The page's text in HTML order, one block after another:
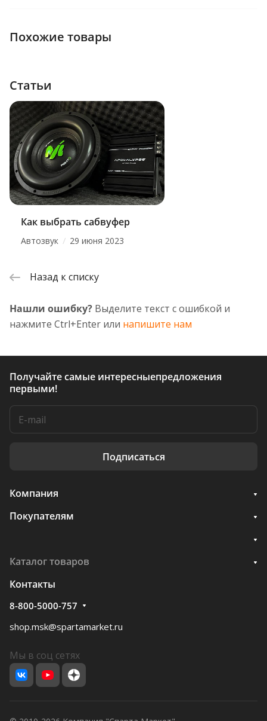
Похожие товары
Статьи
Как выбрать сабвуфер
Автозвук / 29 июня 2023
Назад к списку
Нашли ошибку? Выделите текст с ошибкой и
нажмите Ctrl+Enter или напишите нам
Получайте самые интересныепредложения
первыми!
Подписаться
Компания
Покупателям
Каталог товаров
Контакты
8-800-5000-757
shop.msk@spartamarket.ru
Мы в соц сетях